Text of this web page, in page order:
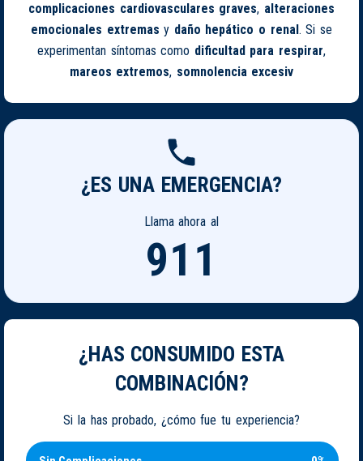
complicaciones cardiovasculares graves, alteraciones
emocionales extremas y daño hepático o renal. Si se
experimentan síntomas como dificultad para respirar,
mareos extremos, somnolencia excesiv
¿ES UNA EMERGENCIA?
Llama ahora al
911
¿HAS CONSUMIDO ESTA
COMBINACIÓN?
Si la has probado, ¿cómo fue tu experiencia?